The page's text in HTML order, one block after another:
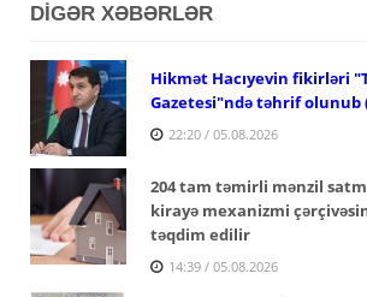
DİGƏR XƏBƏRLƏR
Hikmət Hacıyevin fikirləri
Gazetesi"ndə təhrif olunub
22:20 / 05.08.2026
204 tam təmirli mənzil
kirayə mexanizmi
təqdim edilir
14:39 / 05.08.2026